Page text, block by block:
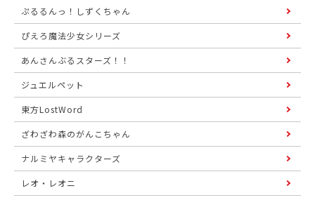
ぷるるんっ！しずくちゃん
ぴえろ魔法少女シリーズ
あんさんぶるスターズ！！
ジュエルペット
東方LostWord
ざわざわ森のがんこちゃん
ナルミヤキャラクターズ
レオ・レオニ